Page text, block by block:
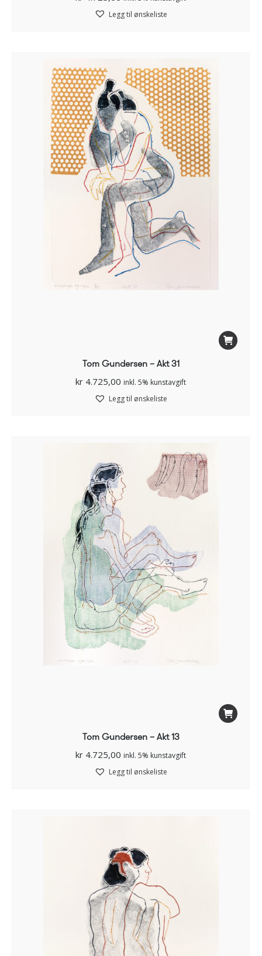
Legg til ønskeliste
Tom Gundersen – Akt 31
kr 4.725,00 inkl. 5% kunstavgift
Legg til ønskeliste
Tom Gundersen – Akt 13
kr 4.725,00 inkl. 5% kunstavgift
Legg til ønskeliste